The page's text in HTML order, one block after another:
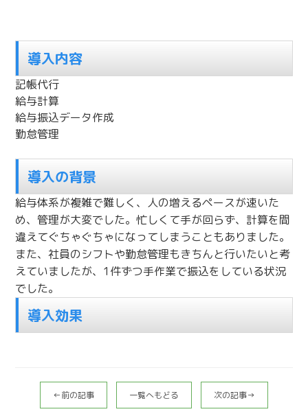
導入内容
記帳代行
給与計算
給与振込データ作成
勤怠管理
導入の背景
給与体系が複雑で難しく、人の増えるペースが速いた
め、管理が大変でした。忙しくて手が回らず、計算を間
違えてぐちゃぐちゃになってしまうこともありました。
また、社員のシフトや勤怠管理もきちんと行いたいと考
えていましたが、1件ずつ手作業で振込をしている状況
でした。
導入効果
←前の記事 一覧へもどる 次の記事→